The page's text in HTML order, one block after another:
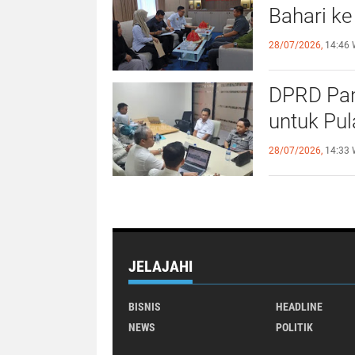
Bahari
28/07/2026, 14:46
DPRD
untuk
28/07/2026, 14:33
JELAJAHI
BISNIS HEADLINE
NEWS
POLITIK